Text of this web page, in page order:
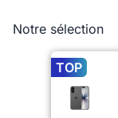
Notre sélection
TOP